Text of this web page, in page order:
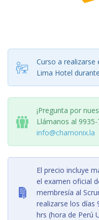
Curso a
Lima Hotel
¡Pregunta por
Llámanos al
info@chamonix.la
El precio incluye
el examen oficial
membresía al
realizarse los días
hrs (hora de Perú